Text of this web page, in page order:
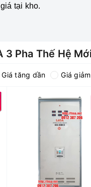
tại kho.
3 Pha Thế Hệ
Giá tăng dần Giá